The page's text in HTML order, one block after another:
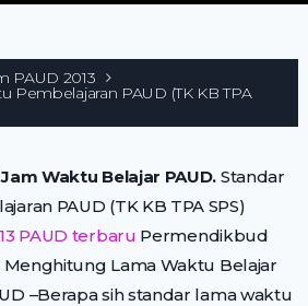
PAUD 2013
Pembelajaran PAUD (TK KB TPA
Waktu Belajar PAUD. Standar
PAUD (TK KB TPA SPS)
PAUD terbaru Permendikbud
Menghitung Lama Waktu Belajar
–Berapa sih standar lama waktu